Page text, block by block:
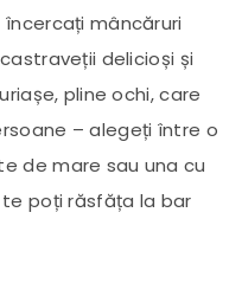
mâncăruri
delicioși și
pline ochi, care
– alegeți între o
de mare sau una cu
poți răsfăța la bar